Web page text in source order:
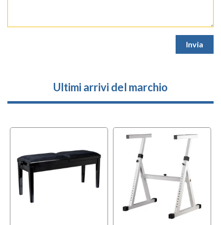
Ultimi arrivi del marchio
OFFERTA